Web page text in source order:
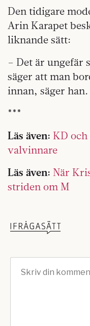
Den tidigare
Arin Karapet
liknande sätt:
– Det är ungefär
säger att man
innan, säger han.
***
Läs även: KD och
valvinnare
Läs även: När
striden om M